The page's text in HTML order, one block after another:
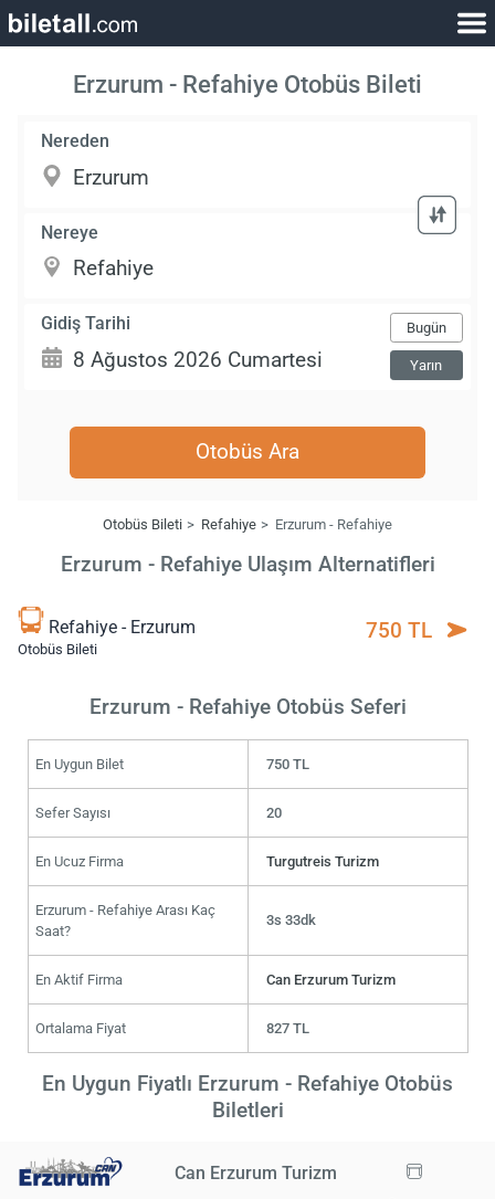
Erzurum - Refahiye Otobüs Bileti
Nereden
Nereye
Gidiş Tarihi Bugün
Yarın
Otobüs Ara
Otobüs Bileti Refahiye Erzurum - Refahiye
Erzurum - Refahiye Ulaşım Alternatifleri
Refahiye - Erzurum
Otobüs Bileti
750 TL
Erzurum - Refahiye Otobüs Seferi
En Uygun Bilet 750 TL
Sefer Sayısı 20
En Ucuz Firma Turgutreis Turizm
Erzurum - Refahiye Arası Kaç
Saat?
3s 33dk
En Aktif Firma Can Erzurum Turizm
Ortalama Fiyat 827 TL
En Uygun Fiyatlı Erzurum - Refahiye Otobüs
Biletleri
Can Erzurum Turizm